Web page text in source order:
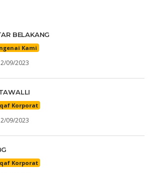
BELAKANG
Kami
09/2023
Korporat
09/2023
Korporat